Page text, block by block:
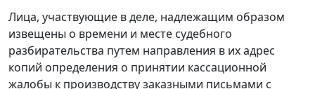
Лица, участвующие в деле, надлежащим образом
извещены о времени и месте судебного
разбирательства путем направления в их адрес
копий определения о принятии кассационной
жалобы к производству заказными письмами с